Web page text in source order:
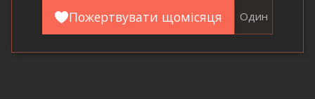
Пожертвувати щомісяця Один